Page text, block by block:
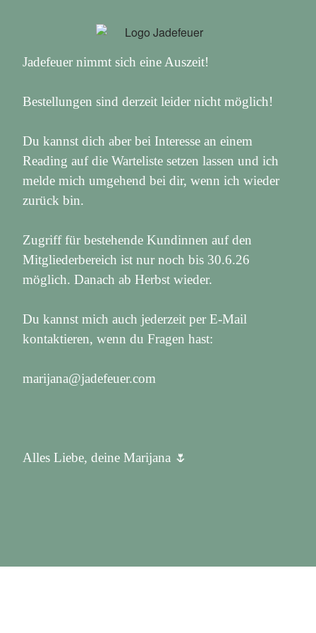
Jadefeuer nimmt sich eine Auszeit!
Bestellungen sind derzeit leider nicht möglich!
Du kannst dich aber bei Interesse an einem
Reading auf die Warteliste setzen lassen und ich
melde mich umgehend bei dir, wenn ich wieder
zurück bin.
Zugriff für bestehende Kundinnen auf den
Mitgliederbereich ist nur noch bis 30.6.26
möglich. Danach ab Herbst wieder.
Du kannst mich auch jederzeit per E-Mail
kontaktieren, wenn du Fragen hast:
marijana@jadefeuer.com
Alles Liebe, deine Marijana 🌷